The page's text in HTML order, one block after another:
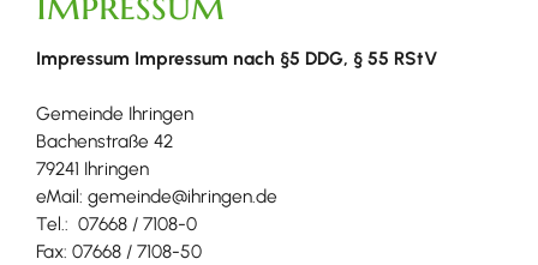
Impressum Impressum nach §5 DDG, § 55 RStV​
Gemeinde Ihringen
Bachenstraße 42
79241 Ihringen
eMail: gemeinde@ihringen.de
Tel.: 07668 / 7108-0
Fax: 07668 / 7108-50